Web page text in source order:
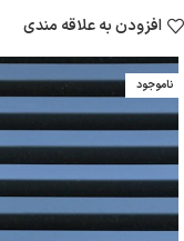
افزودن به علاقه مندی
ناموجود